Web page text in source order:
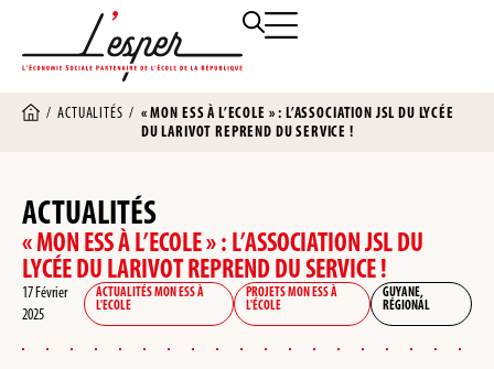
/ACTUALITÉS / « MON ESS À L’ECOLE » : L’ASSOCIATION JSL DU LYCÉE
DU LARIVOT REPREND DU SERVICE !
ACTUALITÉS
« MON ESS À L’ECOLE » : L’ASSOCIATION JSL DU
LYCÉE DU LARIVOT REPREND DU SERVICE !
17 Février
2025
ACTUALITÉS MON ESS À
L'ECOLE
PROJETS MON ESS À
L'ÉCOLE
GUYANE,
RÉGIONAL